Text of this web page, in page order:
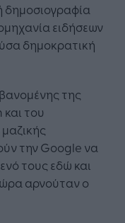
δημοσιογραφία
ειδήσεων
δημοκρατική
της
του
την Google να
τους εδώ και
αρνούταν ο